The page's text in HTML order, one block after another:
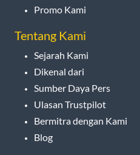
Promo Kami
Tentang Kami
Sejarah Kami
Dikenal dari
Sumber Daya Pers
Ulasan Trustpilot
Bermitra dengan Kami
Blog